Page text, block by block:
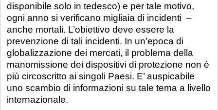
disponibile solo in tedesco) e per tale motivo,
ogni anno si verificano migliaia di incidenti –
anche mortali. L’obiettivo deve essere la
prevenzione di tali incidenti. In un’epoca di
globalizzazione dei mercati, il problema della
manomissione dei dispositivi di protezione non è
più circoscritto ai singoli Paesi. E’ auspicabile
uno scambio di informazioni su tale tema a livello
internazionale.